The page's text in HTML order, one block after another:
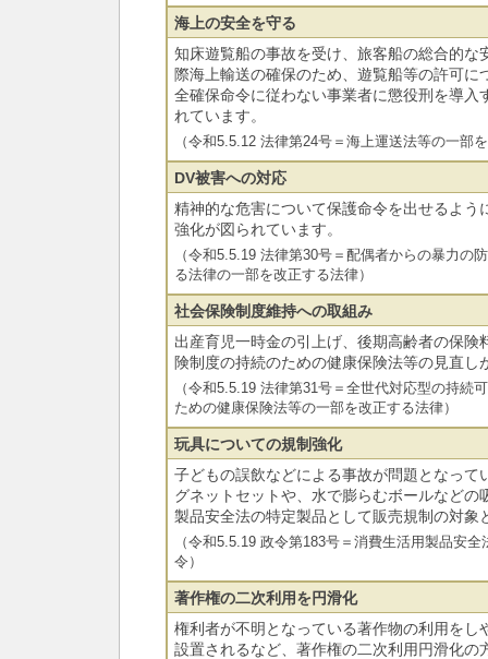
海上の安全を守る
知床遊覧船の事故を受け、旅客船の総合的な
際海上輸送の確保のため、遊覧船等の許可に
全確保命令に従わない事業者に懲役刑を導入
れています。
（令和5.5.12 法律第24号＝海上運送法等の一部
DV被害への対応
精神的な危害について保護命令を出せるよう
強化が図られています。
（令和5.5.19 法律第30号＝配偶者からの暴力の
る法律の一部を改正する法律）
社会保険制度維持への取組み
出産育児一時金の引上げ、後期高齢者の保険
険制度の持続のための健康保険法等の見直し
（令和5.5.19 法律第31号＝全世代対応型の持続
ための健康保険法等の一部を改正する法律）
玩具についての規制強化
子どもの誤飲などによる事故が問題となって
グネットセットや、水で膨らむボールなどの
製品安全法の特定製品として販売規制の対象
（令和5.5.19 政令第183号＝消費生活用製品安
令）
著作権の二次利用を円滑化
権利者が不明となっている著作物の利用をし
設置されるなど、著作権の二次利用円滑化の